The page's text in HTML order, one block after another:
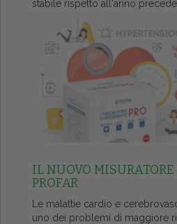
stabile rispetto all'anno
IL NUOVO
PROFAR
Le malattie cardio e
uno dei problemi di maggiore